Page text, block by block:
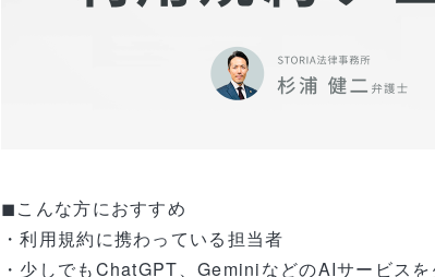
◼︎こんな方におすすめ
・利用規約に携わっている担当者
・少しでもChatGPT、GeminiなどのAIサービス